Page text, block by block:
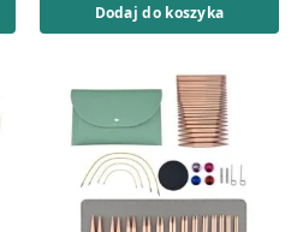
Dodaj do koszyka